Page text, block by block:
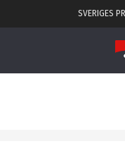
SVERIGES